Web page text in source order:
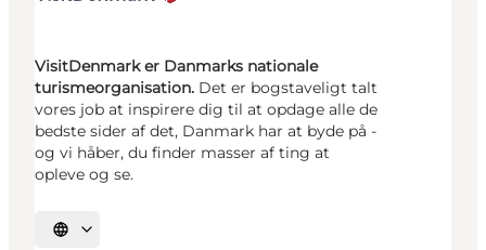
VisitDenmark er Danmarks nationale
turismeorganisation. Det er bogstaveligt talt
vores job at inspirere dig til at opdage alle de
bedste sider af det, Danmark har at byde på -
og vi håber, du finder masser af ting at
opleve og se.
Vælg sprog